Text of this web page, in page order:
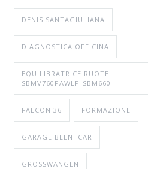
DENIS SANTAGIULIANA
DIAGNOSTICA OFFICINA
EQUILIBRATRICE RUOTE
SBMV760PAWLP-SBM660
FALCON 36 FORMAZIONE
GARAGE BLENI CAR
GROSSWANGEN